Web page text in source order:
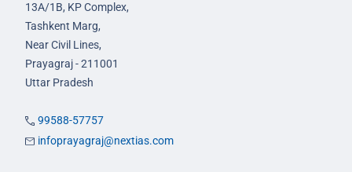
13A/1B, KP Complex,
Tashkent Marg,
Near Civil Lines,
Prayagraj - 211001
Uttar Pradesh
99588-57757
infoprayagraj@nextias.com